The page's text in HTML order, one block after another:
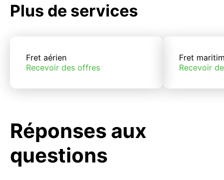
Plus de services
Fret aérien
Recevoir des offres
Fret
Recevoir
Réponses aux
questions